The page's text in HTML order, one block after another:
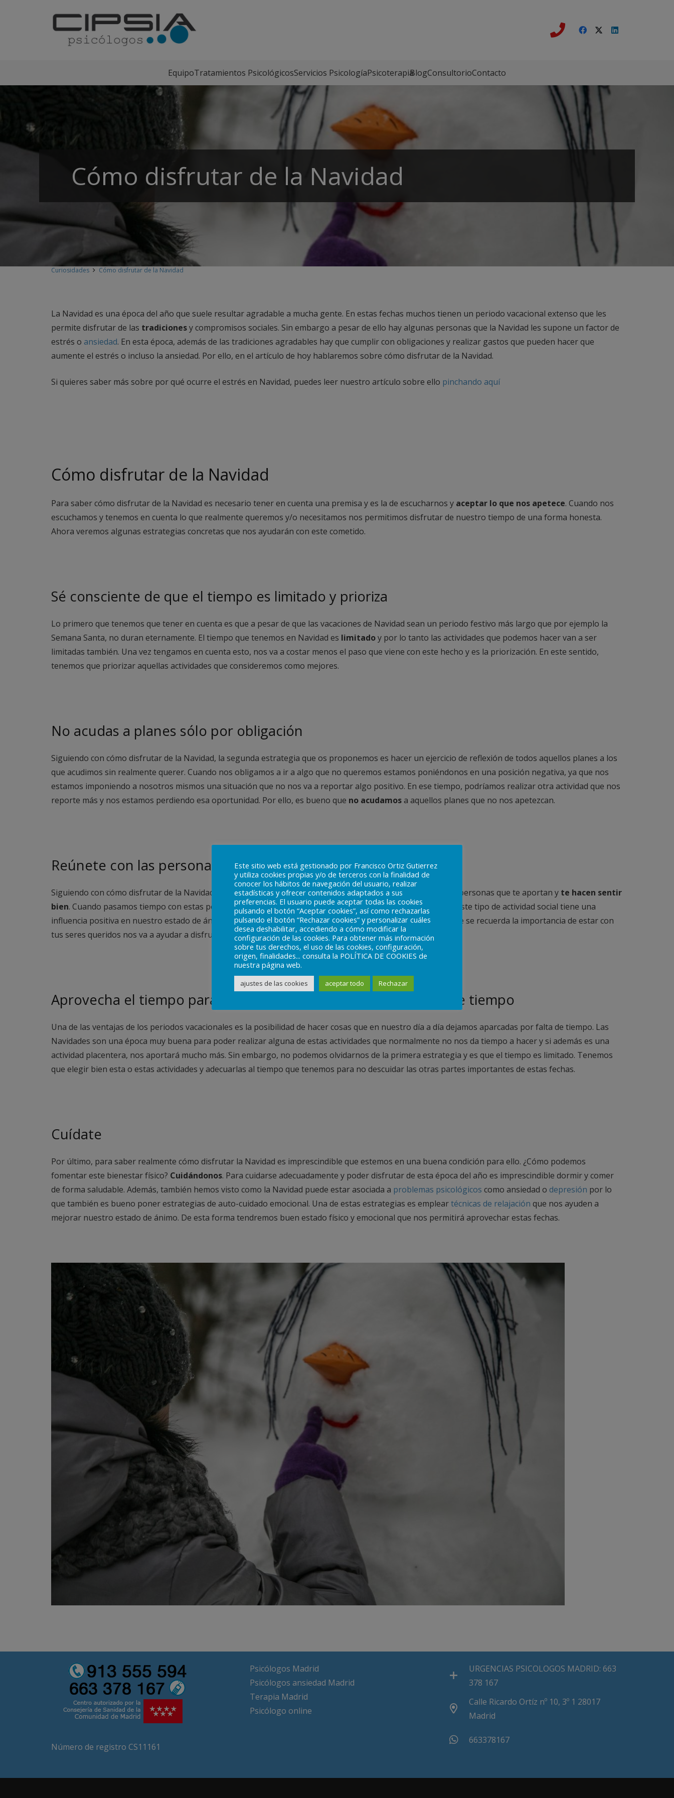
EquipoTratamientos PsicológicosServicios PsicologíaPsicoterapiaBlogConsultorioContacto
Cómo disfrutar de la Navidad
Curiosidades Cómo disfrutar de la Navidad
La Navidad es una época del año que suele resultar agradable a mucha gente. En estas fechas muchos tienen un periodo vacacional extenso que les
permite disfrutar de las tradicionesy compromisos sociales. Sin embargo a pesar de ello hay algunas personas que la Navidad les supone un factor de
estrés o ansiedad. En esta época, además de las tradiciones agradables hay que cumplir con obligaciones y realizar gastos que pueden hacer que
aumente el estrés o incluso la ansiedad. Por ello, en el artículo de hoy hablaremos sobre cómo disfrutar de la Navidad.
Si quieres saber más sobre por qué ocurre el estrés en Navidad, puedes leer nuestro artículo sobre ello pinchando aquí
Cómo disfrutar de la Navidad
Para saber cómo disfrutar de la Navidad es necesario tener en cuenta una premisa y es la de escucharnos y aceptar lo que nos apetece. Cuando nos
escuchamos y tenemos en cuenta lo que realmente queremos y/o necesitamos nos permitimos disfrutar de nuestro tiempo de una forma honesta.
Ahora veremos algunas estrategias concretas que nos ayudarán con este cometido.
Sé consciente de que el tiempo es limitado y prioriza
Lo primero que tenemos que tener en cuenta es que a pesar de que las vacaciones de Navidad sean un periodo festivo más largo que por ejemplo la
Semana Santa, no duran eternamente. El tiempo que tenemos en Navidad es limitadoy por lo tanto las actividades que podemos hacer van a ser
limitadas también. Una vez tengamos en cuenta esto, nos va a costar menos el paso que viene con este hecho y es la priorización. En este sentido,
tenemos que priorizar aquellas actividades que consideremos como mejores.
No acudas a planes sólo por obligación
Siguiendo con cómo disfrutar de la Navidad, la segunda estrategia que os proponemos es hacer un ejercicio de reflexión de todos aquellos planes a los
que acudimos sin realmente querer. Cuando nos obligamos a ir a algo que no queremos estamos poniéndonos en una posición negativa, ya que nos
estamos imponiendo a nosotros mismos una situación que no nos va a reportar algo positivo. En ese tiempo, podríamos realizar otra actividad que nos
reporte más y nos estamos perdiendo esa oportunidad. Por ello, es bueno que no acudamosa aquellos planes que no nos apetezcan.
Reúnete con las personas que más te aporten
Siguiendo con cómo disfrutar de la Navidad, una de las estrategias más importantes es rodearte de aquellas personas que te aportan y te hacen sentir
bien. Cuando pasamos tiempo con estas personas, disfrutamos del tiempo y nos sentimos mejor. De hecho este tipo de actividad social tiene una
influencia positiva en nuestro estado de ánimo. Así pues, fomentar estas actividades en este periodo en el que se recuerda la importancia de estar con
tus seres queridos nos va a ayudar a disfrutar más y a sentirnos mejor.
Aprovecha el tiempo para hacer algo que normalmente no te de tiempo
Una de las ventajas de los periodos vacacionales es la posibilidad de hacer cosas que en nuestro día a día dejamos aparcadas por falta de tiempo. Las
Navidades son una época muy buena para poder realizar alguna de estas actividades que normalmente no nos da tiempo a hacer y si además es una
actividad placentera, nos aportará mucho más. Sin embargo, no podemos olvidarnos de la primera estrategia y es que el tiempo es limitado. Tenemos
que elegir bien esta o estas actividades y adecuarlas al tiempo que tenemos para no descuidar las otras partes importantes de estas fechas.
Cuídate
Por último, para saber realmente cómo disfrutar la Navidad es imprescindible que estemos en una buena condición para ello. ¿Cómo podemos
fomentar este bienestar físico? Cuidándonos. Para cuidarse adecuadamente y poder disfrutar de esta época del año es imprescindible dormir y comer
de forma saludable. Además, también hemos visto como la Navidad puede estar asociada a problemas psicológicos como ansiedad o depresión por lo
que también es bueno poner estrategias de auto-cuidado emocional. Una de estas estrategias es empleartécnicas de relajación que nos ayuden a
mejorar nuestro estado de ánimo. De esta forma tendremos buen estado físico y emocional que nos permitirá aprovechar estas fechas.
Número de registro CS11161
Psicólogos Madrid
Psicólogos ansiedad Madrid
Terapia Madrid
Psicólogo online
URGENCIAS PSICOLOGOS MADRID: 663
378 167
Calle Ricardo Ortíz nº 10, 3º 1 28017
Madrid
663378167
Este sitio web está gestionado por Francisco Ortiz Gutierrez
y utiliza cookies propias y/o de terceros con la finalidad de
conocer los hábitos de navegación del usuario, realizar
estadísticas y ofrecer contenidos adaptados a sus
preferencias. El usuario puede aceptar todas las cookies
pulsando el botón “Aceptar cookies”, así como rechazarlas
pulsando el botón “Rechazar cookies” y personalizar cuáles
desea deshabilitar, accediendo a cómo modificar la
configuración de las cookies. Para obtener más información
sobre tus derechos, el uso de las cookies, configuración,
origen, finalidades... consulta la POLÍTICA DE COOKIES de
nuestra página web.
ajustes de las cookies aceptar todo Rechazar